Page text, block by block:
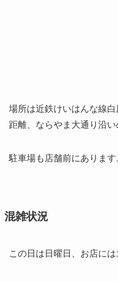
場所は近鉄けいはんな線
距離、ならやま大通り沿い
駐車場も店舗前にあります
混雑状況
この日は日曜日、お店には